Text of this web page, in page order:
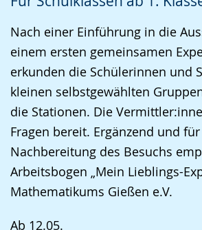
Nach einer Einführung in die
einem ersten gemeinsamen
erkunden die Schülerinnen und
kleinen selbstgewählten
die Stationen. Die
Fragen bereit. Ergänzend und
Nachbereitung des Besuchs
Arbeitsbogen „Mein Lieblings-
Mathematikums Gießen e.V.
Ab 12.05.
Gebärdensprache
wird
angezeigt.